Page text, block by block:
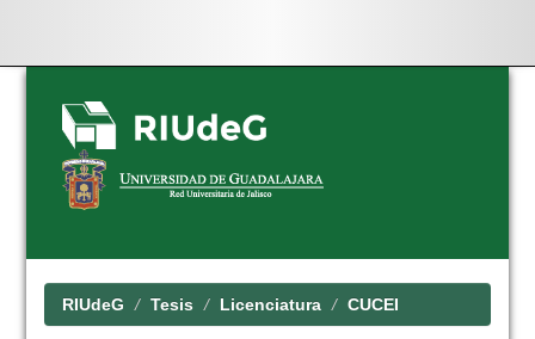
Skip
navigation
RIUdeG Tesis Licenciatura CUCEI